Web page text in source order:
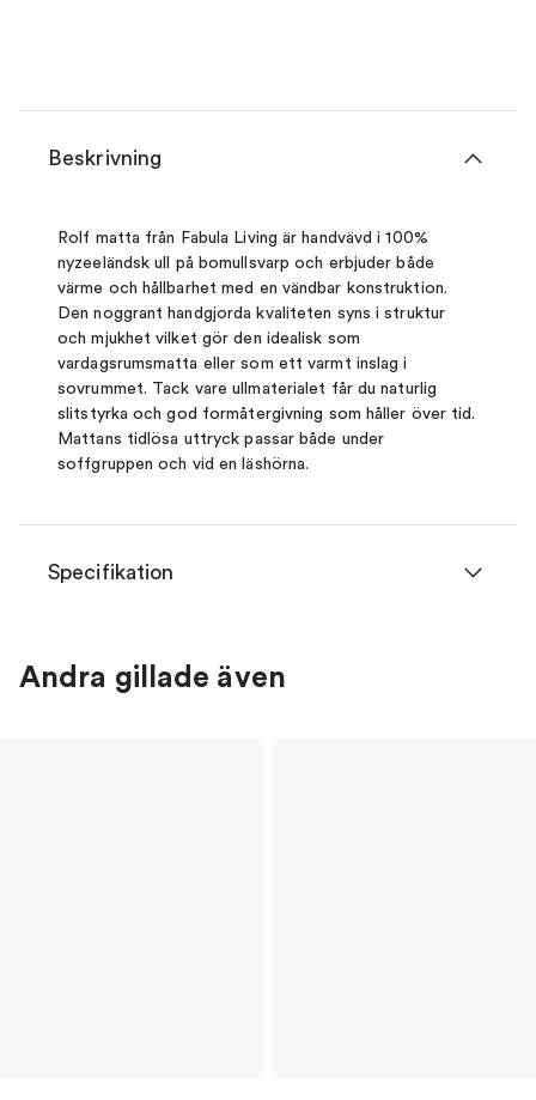
Beskrivning
Rolf matta från Fabula Living är handvävd i 100%
nyzeeländsk ull på bomullsvarp och erbjuder både
värme och hållbarhet med en vändbar konstruktion.
Den noggrant handgjorda kvaliteten syns i struktur
och mjukhet vilket gör den idealisk som
vardagsrumsmatta eller som ett varmt inslag i
sovrummet. Tack vare ullmaterialet får du naturlig
slitstyrka och god formåtergivning som håller över tid.
Mattans tidlösa uttryck passar både under
soffgruppen och vid en läshörna.
Specifikation
Andra gillade även